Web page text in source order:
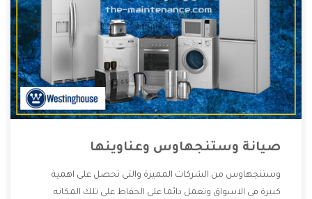
صيانة وستنجهاوس وعناوينها
وستنجهاوس من الشركات المميزة والتى تحصل على اهمية
كبيرة فى الاسواق وتعمل دائما على الحفاظ على تلك المكانه